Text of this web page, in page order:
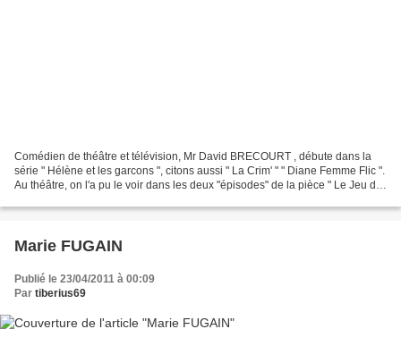
Comédien de théâtre et télévision, Mr David BRECOURT , débute dans la
série " Hélène et les garcons ", citons aussi " La Crim' " " Diane Femme Flic ".
Au théâtre, on l'a pu le voir dans les deux "épisodes" de la pièce " Le Jeu de
Marie FUGAIN
Publié le 23/04/2011 à 00:09
Par tiberius69